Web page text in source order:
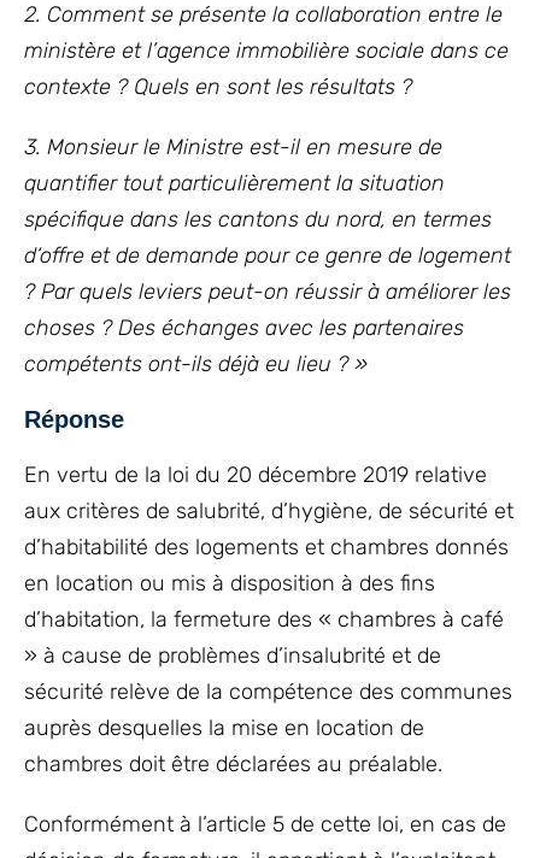
2. Comment se présente la collaboration entre le
ministère et l’agence immobilière sociale dans ce
contexte ? Quels en sont les résultats ?
3. Monsieur le Ministre est-il en mesure de
quantifier tout particulièrement la situation
spécifique dans les cantons du nord, en termes
d‘offre et de demande pour ce genre de logement
? Par quels leviers peut-on réussir à améliorer les
choses ? Des échanges avec les partenaires
compétents ont-ils déjà eu lieu ?»
Réponse
En vertu de la loi du 20 décembre 2019 relative
aux critères de salubrité, d’hygiène, de sécurité et
d’habitabilité des logements et chambres donnés
en location ou mis à disposition à des fins
d’habitation, la fermeture des « chambres à café
» à cause de problèmes d’insalubrité et de
sécurité relève de la compétence des communes
auprès desquelles la mise en location de
chambres doit être déclarées au préalable.
Conformément à l’article 5 de cette loi, en cas de